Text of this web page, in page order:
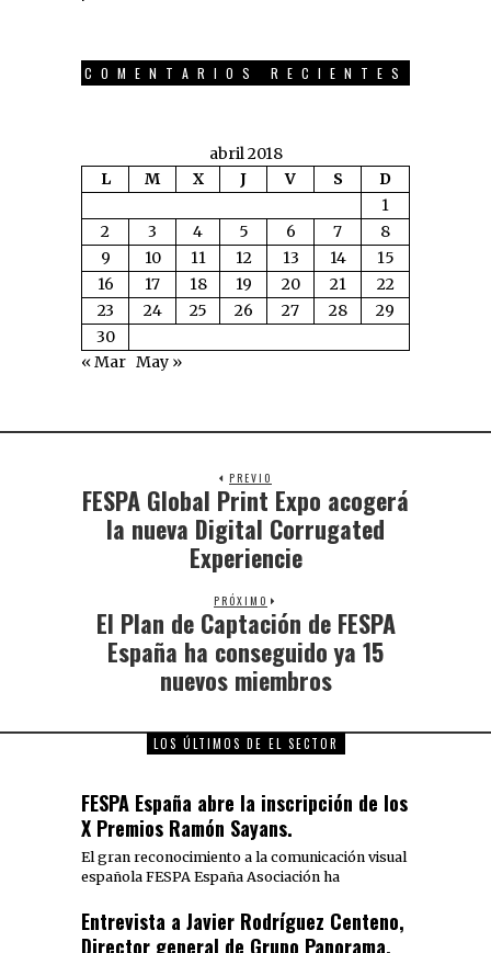
COMENTARIOS RECIENTES
abril 2018
L
M X J V S
D
1
2
3 4 5 6 7
8
9
10 11 12 13 14
15
16
17 18 19 20 21
22
23
24 25 26 27 28
29
30
« Mar May »
PREVIO
FESPA Global Print Expo acogerá
la nueva Digital Corrugated
Experiencie
PRÓXIMO
El Plan de Captación de FESPA
España ha conseguido ya 15
nuevos miembros
LOS ÚLTIMOS DE EL SECTOR
FESPA España abre la inscripción de los
X Premios Ramón Sayans.
El gran reconocimiento a la comunicación visual
española FESPA España Asociación ha
Entrevista a Javier Rodríguez Centeno,
Director general de Grupo Panorama.